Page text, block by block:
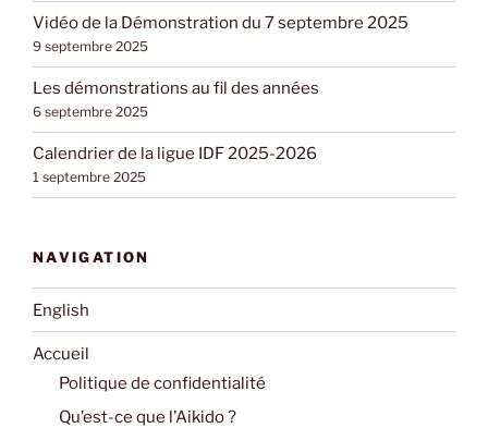
Vidéo de la Démonstration du 7 septembre 2025
9 septembre 2025
Les démonstrations au fil des années
6 septembre 2025
Calendrier de la ligue IDF 2025-2026
1 septembre 2025
NAVIGATION
English
Accueil
Politique de confidentialité
Qu’est-ce que l’Aikido ?